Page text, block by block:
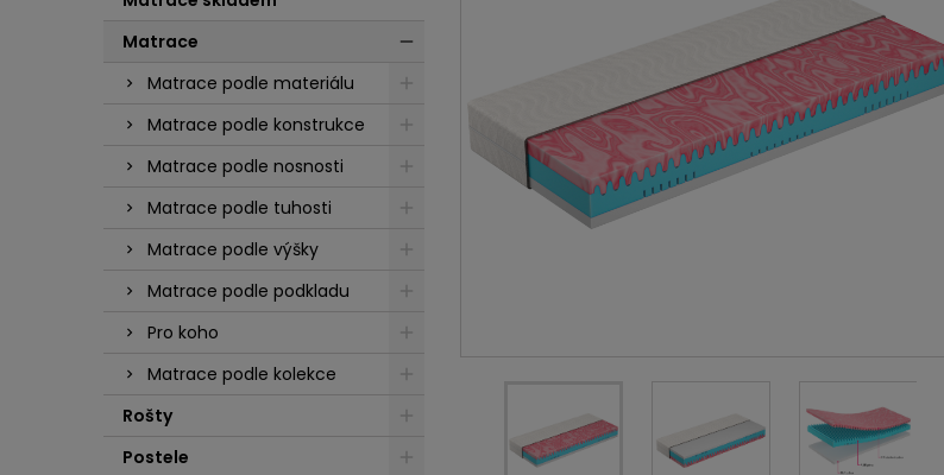
Matrace
Matrace podle materiálu
Matrace podle konstrukce
Matrace podle nosnosti
Matrace podle tuhosti
Matrace podle výšky
Matrace podle podkladu
Pro koho
Matrace podle kolekce
Rošty
Postele